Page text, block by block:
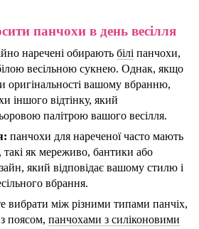
панчохи в день весілля
наречені обирають білі панчохи,
весільною сукнею. Однак, якщо
оригінальності вашому вбранню,
іншого відтінку, який
палітрою вашого весілля.
панчохи для нареченої часто мають
такі як мереживо, бантики або
який відповідає вашому стилю і
вбрання.
вибрати між різними типами панчіх,
поясом, панчохами з силіконовими